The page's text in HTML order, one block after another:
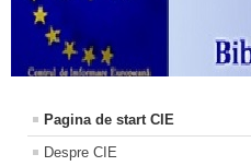
Pagina de start CIE
Despre CIE